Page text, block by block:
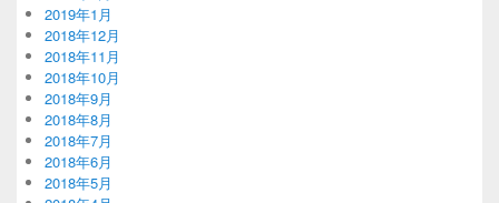
2019年1月
2018年12月
2018年11月
2018年10月
2018年9月
2018年8月
2018年7月
2018年6月
2018年5月